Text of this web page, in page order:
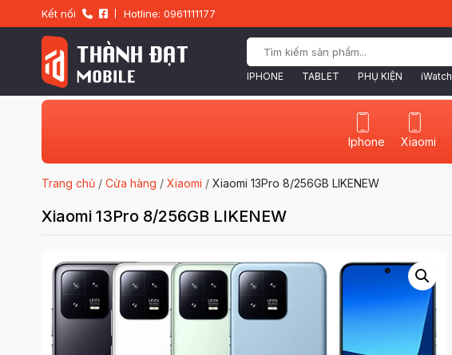
Kết nối Hotline: 0961111177
IPHONE TABLET PHỤ KIỆN iWatch
Iphone Xiaomi
Trang chủ / Cửa hàng / Xiaomi / Xiaomi 13Pro 8/256GB LIKENEW
Xiaomi 13Pro 8/256GB LIKENEW